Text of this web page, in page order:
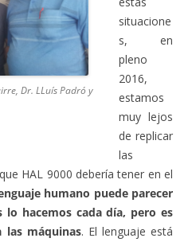
Dr. LLuís Padró y
situacione
s, en
pleno
2016,
estamos
muy lejos
de replicar
las
HAL 9000 debería tener en el
humano puede parecer
lo hacemos cada día, pero es
las máquinas. El lenguaje está